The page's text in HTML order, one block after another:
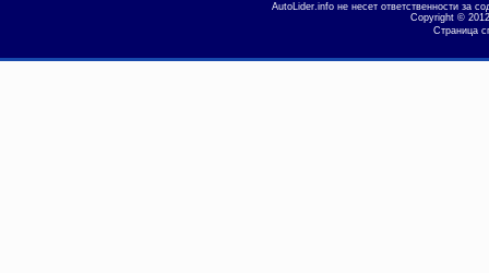
AutoLider.info не несет ответственности за
Copyright ©
Страница